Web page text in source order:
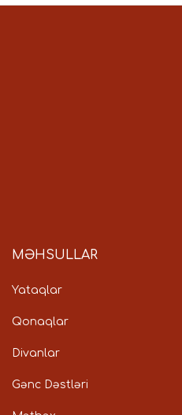
MƏHSULLAR
Yataqlar
Qonaqlar
Divanlar
Gənc Dəstləri